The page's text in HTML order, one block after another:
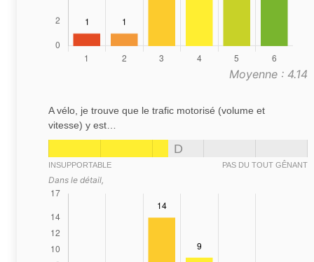
Moyenne : 4.14
A vélo, je trouve que le trafic motorisé (volume et
vitesse) y est…
D
INSUPPORTABLE PAS DU TOUT GÊNANT
Dans le détail,